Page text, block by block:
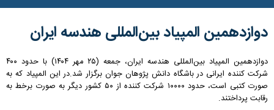
دوازدهمین المپیاد بین‌المللی هندسه ایران
دوازدهمین المپیاد بین‌المللی هندسه ایران، جمعه (۲۵ مهر ۱۴۰۴) با حدود ۴۰۰
شرکت کننده ایرانی در باشگاه دانش پژوهان جوان برگزار شد.در این المپیاد که به
صورت کتبی است، حدود ۱۰۰۰۰ شرکت کننده از ۵۰ کشور دیگر به صورت برخط به
رقابت پرداختند.